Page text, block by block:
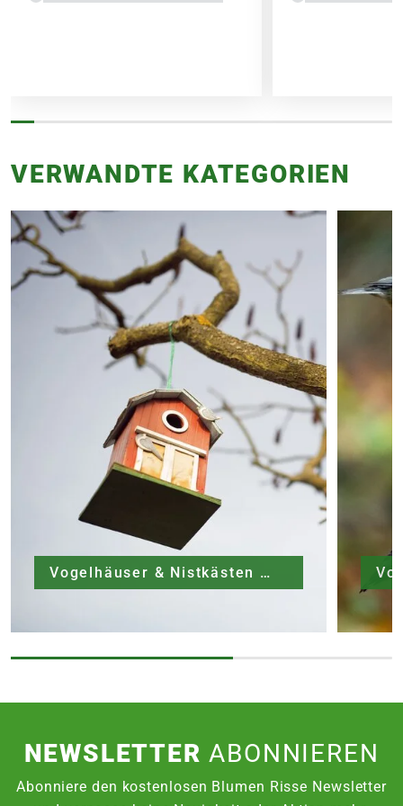
VERWANDTE KATEGORIEN
Vogelhäuser & Nistkästen
NEWSLETTERABONNIEREN
Abonniere den kostenlosen Blumen Risse Newsletter